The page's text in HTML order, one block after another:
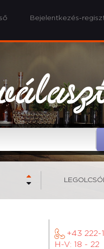
Bejelentkezés-
+43 222-
H-V: 18 - 22